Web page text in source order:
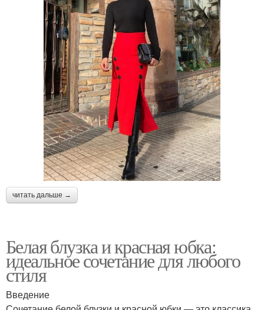
читать дальше →
Белая блузка и красная юбка:
идеальное сочетание для любого
стиля
Введение